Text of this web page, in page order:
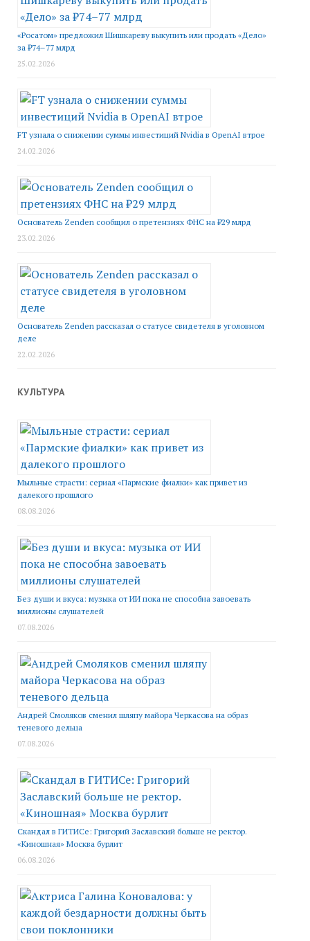
«Росатом» предложил Шишкареву выкупить или продать «Дело»
за ₽74–77 млрд
25.02.2026
FT узнала о снижении суммы инвестиций Nvidia в OpenAI втрое
24.02.2026
Основатель Zenden сообщил о претензиях ФНС на ₽29 млрд
23.02.2026
Основатель Zenden рассказал о статусе свидетеля в уголовном
деле
22.02.2026
КУЛЬТУРА
Мыльные страсти: сериал «Пармские фиалки» как привет из
далекого прошлого
08.08.2026
Без души и вкуса: музыка от ИИ пока не способна завоевать
миллионы слушателей
07.08.2026
Андрей Смоляков сменил шляпу майора Черкасова на образ
теневого дельца
07.08.2026
Скандал в ГИТИСе: Григорий Заславский больше не ректор.
«Киношная» Москва бурлит
06.08.2026